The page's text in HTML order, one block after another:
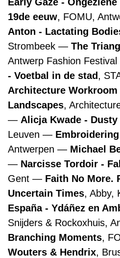
19de eeuw, FOMU,
Anton - Lactating
Strombeek
The
Antwerp Fashion Festival
- Voetbal in de stad,
Architecture Workroom
Landscapes,
Alicja Kwade - Dusty
Leuven
Antwerpen
Michael
Narcisse Tordoir -
Gent
Faith No More.
Uncertain Times, Abby,
España - Ydáñez en
Snijders & Rockoxhuis,
Branching Moments,
Wouters & Hendrix,